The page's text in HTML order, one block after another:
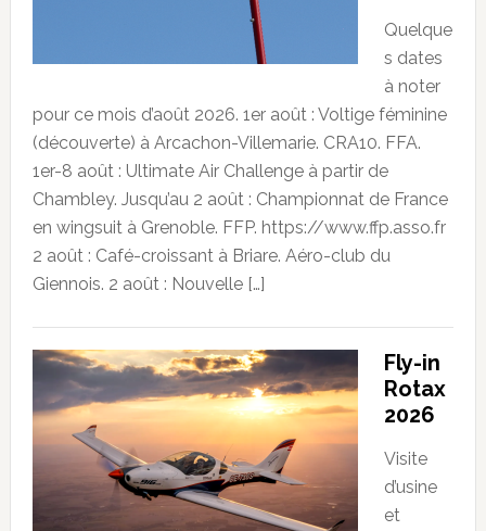
Quelque
s dates
à noter
pour ce mois d’août 2026. 1er août : Voltige féminine
(découverte) à Arcachon-Villemarie. CRA10. FFA.
1er-8 août : Ultimate Air Challenge à partir de
Chambley. Jusqu’au 2 août : Championnat de France
en wingsuit à Grenoble. FFP. https://www.ffp.asso.fr
2 août : Café-croissant à Briare. Aéro-club du
Giennois. 2 août : Nouvelle […]
Fly-in
Rotax
2026
Visite
d’usine
et